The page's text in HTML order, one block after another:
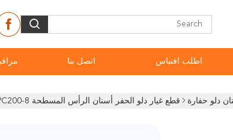
اتصل بنا اطلب اقتباس
دلو حفارة قطع غيار دلو الحفر أسنان الرأس المسطحة PC200-8